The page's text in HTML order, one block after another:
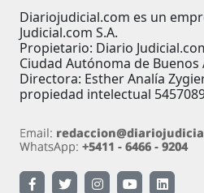
Diariojudicial.com es un
Judicial.com S.A.
Propietario: Diario
Ciudad Autónoma de Buenos
Directora: Esther Analía
propiedad intelectual